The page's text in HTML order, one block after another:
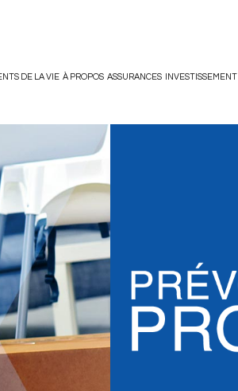
DE LA VIE À PROPOS ASSURANCES INVESTISSEMENT